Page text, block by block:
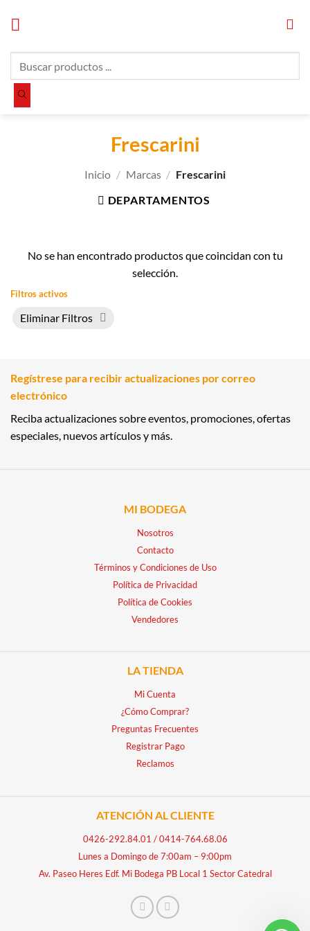
productos
Frescarini
Inicio / Marcas / Frescarini
DEPARTAMENTOS
No se han encontrado productos que coincidan con tu
selección.
Filtros activos
Eliminar Filtros
Regístrese para recibir actualizaciones por correo
electrónico
Reciba actualizaciones sobre eventos, promociones, ofertas
especiales, nuevos artículos y más.
MI BODEGA
Nosotros
Contacto
Términos y Condiciones de Uso
Política de Privacidad
Política de Cookies
Vendedores
LA TIENDA
Mi Cuenta
¿Cómo Comprar?
Preguntas Frecuentes
Registrar Pago
Reclamos
ATENCIÓN AL CLIENTE
0426-292.84.01 /0414-764.68.06
Lunes a Domingo de 7:00am – 9:00pm
Av. Paseo Heres Edf. Mi Bodega PB Local 1 Sector Catedral